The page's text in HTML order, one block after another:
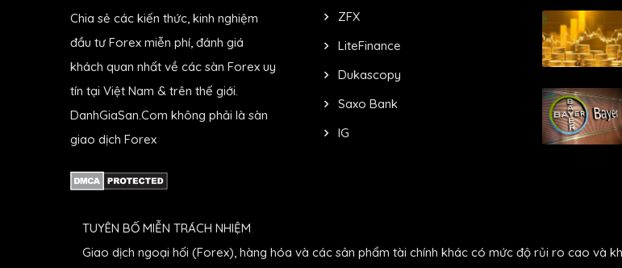
Chia sẻ các kiến thức, kinh nghiệm
đầu tư Forex miễn phí, đánh giá
khách quan nhất về các sàn Forex uy
tín tại Việt Nam & trên thế giới.
DanhGiaSan.Com không phải là sàn
giao dịch Forex
ZFX
LiteFinance
Dukascopy
Saxo Bank
IG
TUYÊN BỐ MIỄN TRÁCH NHIỆM
Giao dịch ngoại hối (Forex), hàng hóa và các sản phẩm tài chính khác có mức độ rủi ro cao và